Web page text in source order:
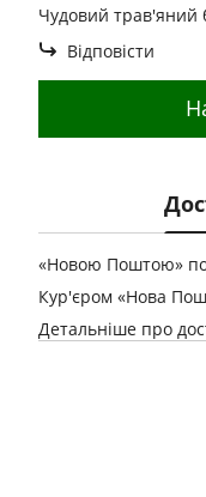
Чудовий трав'яний
Відповісти
«Новою Поштою» по
Кур'єром «Нова
Детальніше про